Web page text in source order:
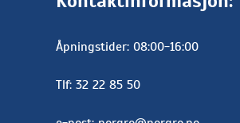
Åpningstider: 08:00-16:00
Tlf: 32 22 85 50